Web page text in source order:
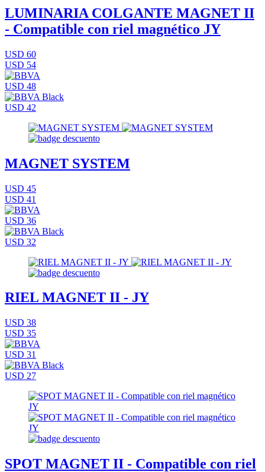
LUMINARIA COLGANTE MAGNET II
- Compatible con riel magnético JY
USD 60
USD 54
USD 48
USD 42
MAGNET SYSTEM
USD 45
USD 41
USD 36
USD 32
RIEL MAGNET II - JY
USD 38
USD 35
USD 31
USD 27
SPOT MAGNET II - Compatible con riel